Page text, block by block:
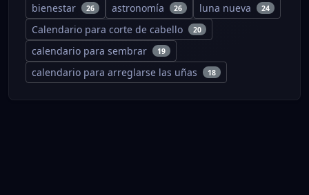
bienestar 26 astronomía 26 luna nueva 24
Calendario para corte de cabello 20
calendario para sembrar 19
calendario para arreglarse las uñas 18